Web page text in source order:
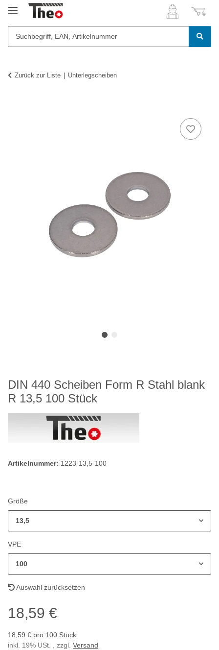
Zurück zur Liste Unterlegscheiben
DIN 440 Scheiben Form R Stahl blank
R 13,5 100 Stück
Artikelnummer: 1223-13,5-100
Größe
13,5
VPE
100
Auswahl zurücksetzen
18,59 €
18,59 € pro 100 Stück
inkl. 19% USt. , zzgl. Versand